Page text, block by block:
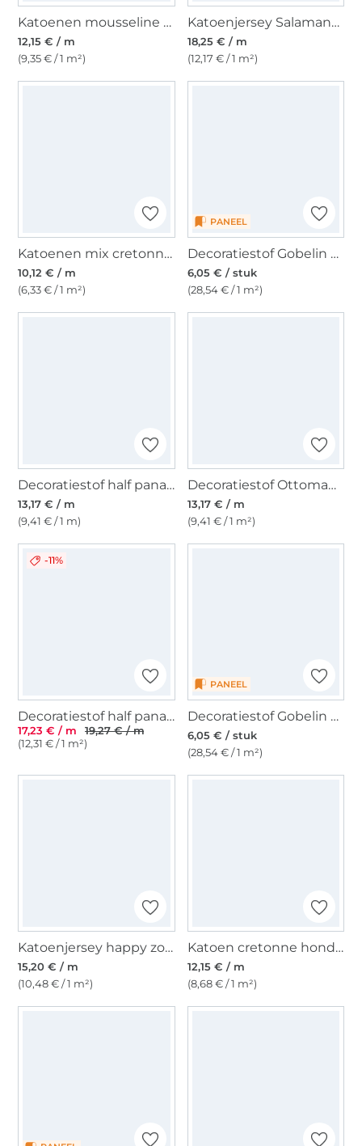
Katoenen mousseline double gauze kleine walvis, wit
12,15 € / m
(9,35 € / 1 m²)
Katoenjersey Salamander, aqua
18,25 € / m
(12,17 € / 1 m²)
Katoenen mix cretonne toekan, veelkleurig
10,12 € / m
(6,33 € / 1 m²)
PANEEL
Decoratiestof Gobelin Fancy paneel Royal Cat, 46 x 46 cm
6,05 € / stuk
(28,54 € / 1 m²)
Decoratiestof half panama Cat Wildlife Art, naturel
13,17 € / m
(9,41 € / 1 m)
Decoratiestof Ottoman Funny Cats, beige
13,17 € / m
(9,41 € / 1 m²)
-11%
Decoratiestof half panama Little Sheep, beige
17,23 € / m
19,27 € / m
(12,31 € / 1 m²)
PANEEL
Decoratiestof Gobelin paneel Dogs Ride, 46 x 46 cm
6,05 € / stuk
(28,54 € / 1 m²)
Katoenjersey happy zoo, jeansblauw
15,20 € / m
(10,48 € / 1 m²)
Katoen cretonne honden, beige
12,15 € / m
(8,68 € / 1 m²)